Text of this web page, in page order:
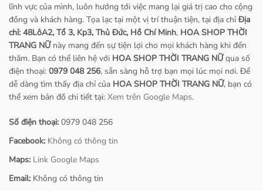
lĩnh vực của mình, luôn hướng tới việc mang lại giá trị cao cho cộng
đồng và khách hàng. Tọa lạc tại một vị trí thuận tiện, tại địa chỉ Địa
chỉ: 48LôA2, Tổ 3, Kp3, Thủ Đức, Hồ Chí Minh, HOA SHOP THỜI
TRANG NỮnày mang đến sự tiện lợi cho mọi khách hàng khi đến
thăm. Bạn có thể liên hệ với HOA SHOP THỜI TRANG NỮqua số
điện thoại: 0979 048 256, sẵn sàng hỗ trợ bạn mọi lúc mọi nơi. Để
dễ dàng tìm thấy địa chỉ của HOA SHOP THỜI TRANG NỮ, bạn có
thể xem bản đồ chi tiết tại: Xem trên Google Maps.
Số điện thoại: 0979 048 256
Facebook: Không có thông tin
Maps: Link Google Maps
Email: Không có thông tin